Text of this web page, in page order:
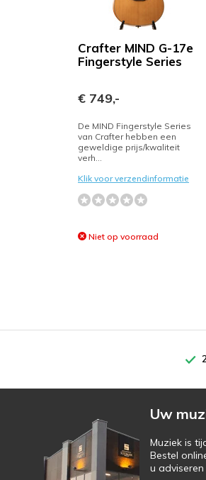
Crafter MIND G-17e
Fingerstyle Series
€ 749,-
De MIND Fingerstyle Series
van Crafter hebben een
geweldige prijs/kwaliteit
verh...
Klik voor verzendinformatie
Niet op voorraad
Uw
Muziek is
Bestel
u